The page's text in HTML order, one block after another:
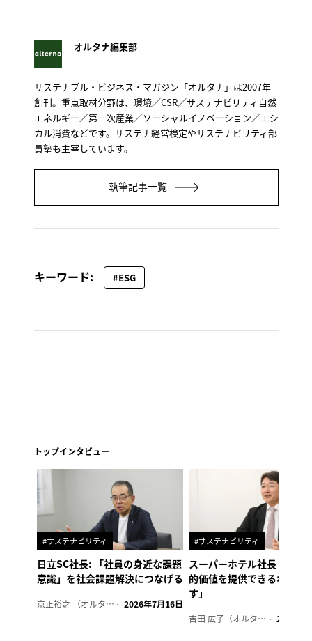
オルタナ編集部
サステナブル・ビジネス・マガジン「オルタナ」は2007年
創刊。重点取材分野は、環境／CSR／サステナビリティ自然
エネルギー／第一次産業／ソーシャルイノベーション／エシ
カル消費などです。サステナ経営検定やサステナビリティ部
員塾も主宰しています。
執筆記事一覧
キーワード: #ESG
トップインタビュー
#サステナビリティ
日立SC社長: 「社員の身近な課題
意識」を社会課題解決につなげる
京正裕之 （オルタナ副編集長） 2026年7月16日
#サステナビリティ
スーパーホテル社長「地域
的価値を提供できるホテル
す」
吉田 広子（オルタナ輪番編集長） 2026年6